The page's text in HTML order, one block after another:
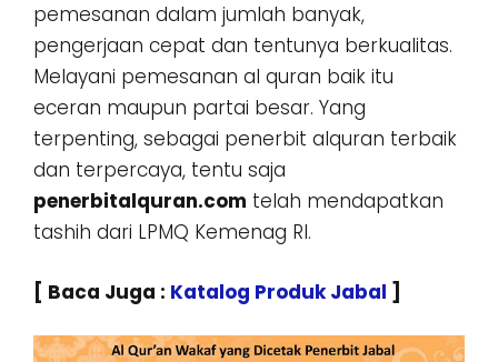
pemesanan dalam jumlah banyak,
pengerjaan cepat dan tentunya berkualitas.
Melayani pemesanan al quran baik itu
eceran maupun partai besar. Yang
terpenting, sebagai penerbit alquran terbaik
dan terpercaya, tentu saja
penerbitalquran.com telah mendapatkan
tashih dari LPMQ Kemenag RI.
[ Baca Juga : Katalog Produk Jabal ]